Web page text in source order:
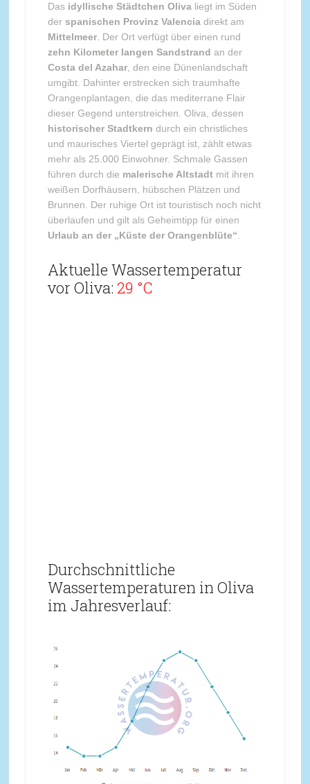
Das idyllische Städtchen Olivaliegt im Süden
der spanischen Provinz Valenciadirekt am
Mittelmeer. Der Ort verfügt über einen rund
zehn Kilometer langen Sandstrand an der
Costa del Azahar, den eine Dünenlandschaft
umgibt. Dahinter erstrecken sich traumhafte
Orangenplantagen, die das mediterrane Flair
dieser Gegend unterstreichen. Oliva, dessen
historischer Stadtkern durch ein christliches
und maurisches Viertel geprägt ist, zählt etwas
mehr als 25.000 Einwohner. Schmale Gassen
führen durch die malerische Altstadtmit ihren
weißen Dorfhäusern, hübschen Plätzen und
Brunnen. Der ruhige Ort ist touristisch noch nicht
überlaufen und gilt als Geheimtipp für einen
Urlaub an der „Küste der Orangenblüte“
Aktuelle Wassertemperatur
vor Oliva: 29 °C
Durchschnittliche
Wassertemperaturen in Oliva
im Jahresverlauf: